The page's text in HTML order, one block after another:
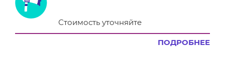
Стоимость уточняйте
ПОДРОБНЕЕ